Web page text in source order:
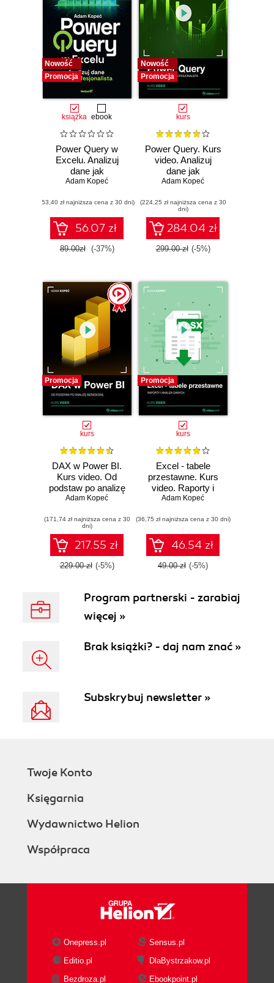
Nowość
Promocja
książka ebook
Power Query w
Excelu. Analizuj
dane jak
profesjonalista
Adam Kopeć
(53,40 zł najniższa cena z 30 dni)
56.07 zł
89.00zł (-37%)
Nowość
Promocja
kurs
Power Query. Kurs
video. Analizuj
dane jak
profesjonalista
Adam Kopeć
(224,25 zł najniższa cena z 30
dni)
284.04 zł
299.00 zł (-5%)
Promocja
kurs
DAX w Power BI.
Kurs video. Od
podstaw po analizę
biznesową
Adam Kopeć
(171,74 zł najniższa cena z 30
dni)
217.55 zł
229.00 zł (-5%)
Promocja
kurs
Excel - tabele
przestawne. Kurs
video. Raporty i
analiza danych
Adam Kopeć
(36,75 zł najniższa cena z 30 dni)
46.54 zł
49.00 zł (-5%)
Program partnerski - zarabiaj
więcej »
Brak książki? - daj nam znać »
Subskrybuj newsletter »
Twoje Konto
Księgarnia
Wydawnictwo Helion
Współpraca
Onepress.pl
Sensus.pl
Editio.pl
DlaBystrzakow.pl
Bezdroza.pl
Ebookpoint.pl